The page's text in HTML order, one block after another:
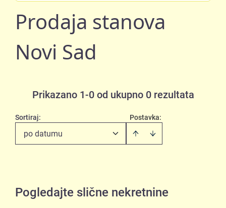
Prodaja stanova
Novi Sad
Prikazano 1-0 od ukupno 0 rezultata
Postavka:
Sortiraj:
po datumu
Pogledajte slične nekretnine